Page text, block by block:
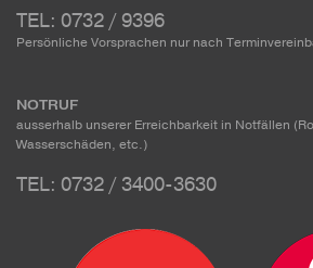
TEL: 0732 / 9396
Persönliche Vorsprachen nur nach
NOTRUF
ausserhalb unserer Erreichbarkeit in Notfällen
Wasserschäden, etc.)
TEL: 0732 / 3400-3630